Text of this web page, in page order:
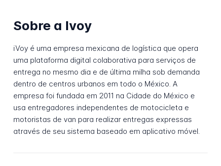
Sobre a Ivoy
iVoy é uma empresa mexicana de logística que opera
uma plataforma digital colaborativa para serviços de
entrega no mesmo dia e de última milha sob demanda
dentro de centros urbanos em todo o México. A
empresa foi fundada em 2011 na Cidade do México e
usa entregadores independentes de motocicleta e
motoristas de van para realizar entregas expressas
através de seu sistema baseado em aplicativo móvel.